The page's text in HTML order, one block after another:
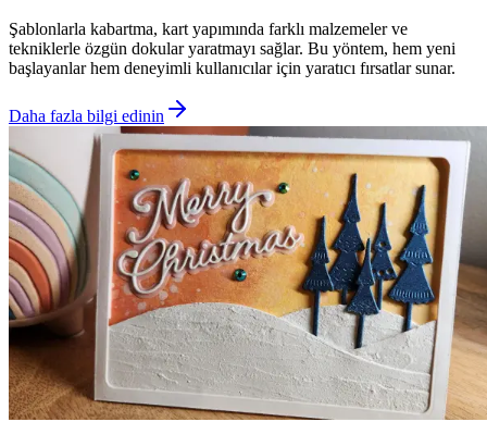
Şablonlarla kabartma, kart yapımında farklı malzemeler ve
tekniklerle özgün dokular yaratmayı sağlar. Bu yöntem, hem yeni
başlayanlar hem deneyimli kullanıcılar için yaratıcı fırsatlar sunar.
Daha fazla bilgi edinin